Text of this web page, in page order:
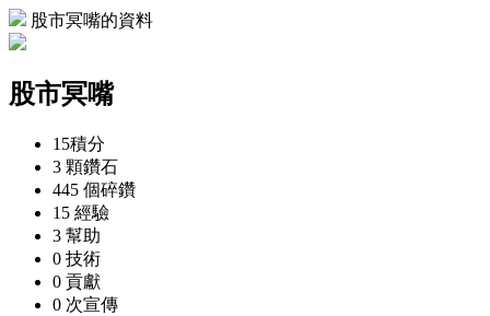
股市冥嘴的資料
股市冥嘴
15積分
3 顆鑽石
445 個碎鑽
15 經驗
3 幫助
0 技術
0 貢獻
0 次宣傳